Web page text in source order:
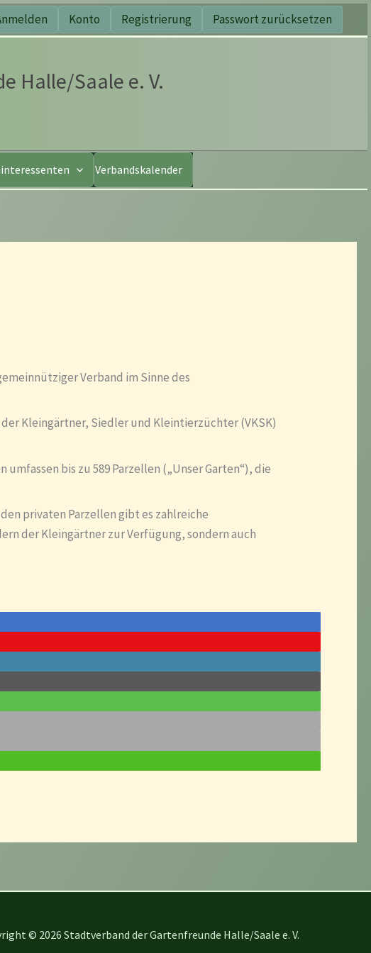
Konto Registrierung Passwort zurücksetzen
Halle/Saale e. V.
Verbandskalender
Verband im Sinne des
Kleingärtner, Siedler und Kleintierzüchter (VKSK)
bis zu 589 Parzellen („Unser Garten“), die
privaten Parzellen gibt es zahlreiche
der Kleingärtner zur Verfügung, sondern auch
© 2026 Stadtverband der Gartenfreunde Halle/Saale e. V.